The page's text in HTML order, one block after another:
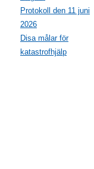
Protokoll den 11 juni
2026
Disa målar för
katastrofhjälp